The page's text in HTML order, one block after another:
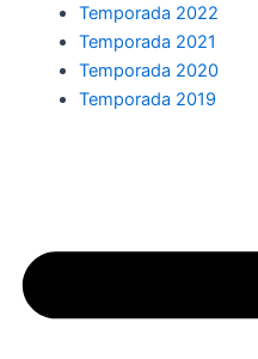
Temporada 2022
Temporada 2021
Temporada 2020
Temporada 2019